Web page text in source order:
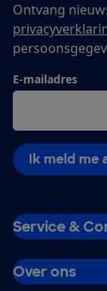
Ontvang
E-mailadres
Ik meld me
Service &
Over ons